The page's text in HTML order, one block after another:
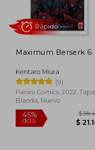
Rápido
Maximum Berserk 6
Kentaro Miura
(9)
Panini Comics, 2022, Tapa
Blanda, Nuevo